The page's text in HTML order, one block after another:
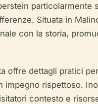
Situata in
con la storia,
offre dettagli pratici
impegno rispettoso.
contesto e